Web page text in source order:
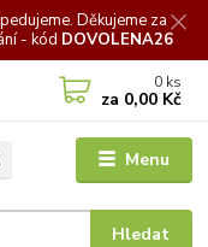
Děkujeme za
- kód DOVOLENA26
Menu
Hledat
0 ks
za 0,00 Kč